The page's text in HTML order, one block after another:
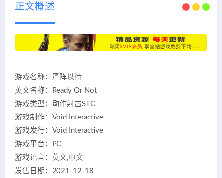
正文概述
游戏名称：严阵以待
英文名称：Ready Or Not
游戏类型：动作射击STG
游戏制作：Void Interactive
游戏发行：Void Interactive
游戏平台：PC
游戏语言：英文,中文
发售日期：2021-12-18